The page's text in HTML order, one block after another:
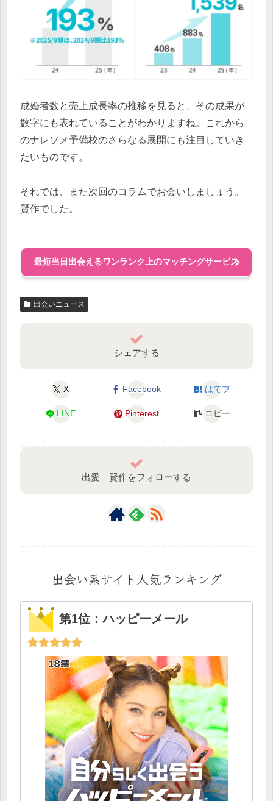
成婚者数と売上成長率の推移を見ると、その成果が
数字にも表れていることがわかりますね。これから
のナレソメ予備校のさらなる展開にも注目していき
たいものです。
それでは、また次回のコラムでお会いしましょう。
賢作でした。
最短当日出会えるワンランク上のマッチングサービス
出会いニュース
シェアする
X Facebook はてブ
LINE Pinterest コピー
出愛 賢作をフォローする
出会い系サイト人気ランキング
第1位：ハッピーメール